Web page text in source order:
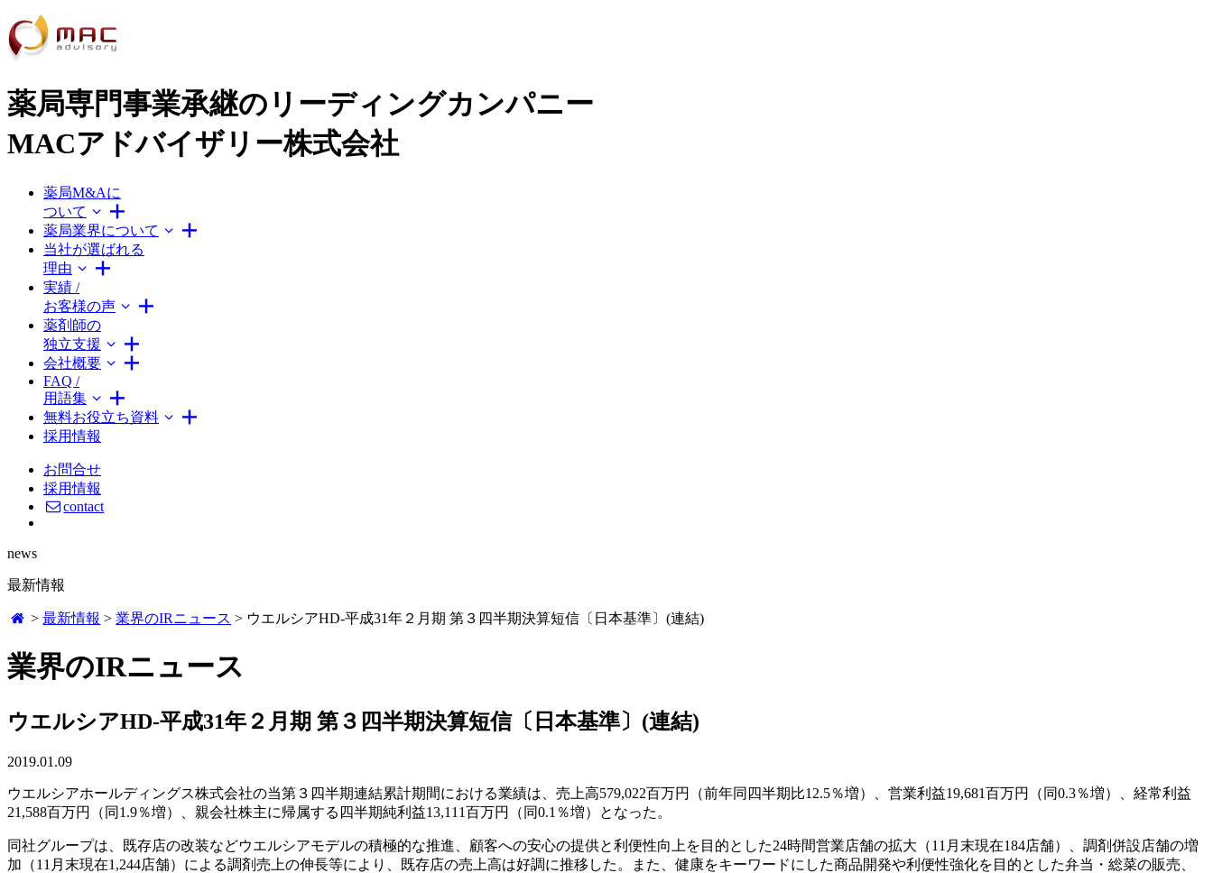
薬局専門事業承継のリーディングカンパニー
MACアドバイザリー株式会社
薬局M&Aに
ついて
薬局業界について
当社が選ばれる
理由
実績 /
お客様の声
薬剤師の
独立支援
会社概要
FAQ /
用語集
無料お役立ち資料
採用情報
お問合せ
採用情報
contact
news
最新情報
>最新情報 >業界のIRニュース > ウエルシアHD-平成31年２月期 第３四半期決算短信〔日本基準〕(連結)
業界のIRニュース
ウエルシアHD-平成31年２月期 第３四半期決算短信〔日本基準〕(連結)
2019.01.09
ウエルシアホールディングス株式会社の当第３四半期連結累計期間における業績は、売上高579,022百万円（前年同四半期比12.5％増）、営業利益19,681百万円（同0.3％増）、経常利益
21,588百万円（同1.9％増）、親会社株主に帰属する四半期純利益13,111百万円（同0.1％増）となった。
同社グループは、既存店の改装などウエルシアモデルの積極的な推進、顧客への安心の提供と利便性向上を目的とした24時間営業店舗の拡大（11月末現在184店舗）、調剤併設店舗の増
加（11月末現在1,244店舗）による調剤売上の伸長等により、既存店の売上高は好調に推移した。また、健康をキーワードにした商品開発や利便性強化を目的とした弁当・総菜の販売、